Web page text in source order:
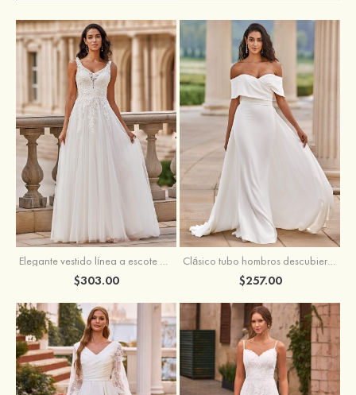
Elegante vestido línea a escote en v barrer tren tul vestido de novia
$303.00
Clásico tubo hombros descubiertos desmontable crepé elástico vestido de novia
$257.00